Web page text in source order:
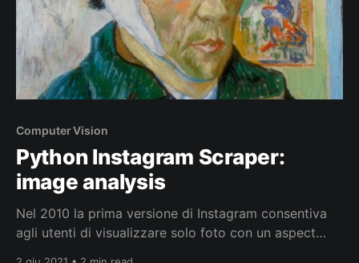
Computer Vision
Python Instagram Scraper:
image analysis
Nel 2010 la prima versione di Instagram consentiva
agli utenti di visualizzare solo foto con un aspect